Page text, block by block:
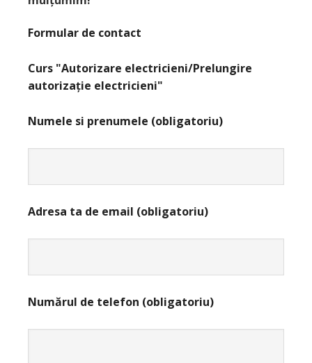
Formular de contact
Curs "Autorizare electricieni/Prelungire
autorizație electricieni"
Numele si prenumele (obligatoriu)
Adresa ta de email (obligatoriu)
Numărul de telefon (obligatoriu)